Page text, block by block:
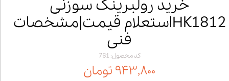
خرید رولبرینگ سوزنی
HK1812استعلام قیمت|مشخصات
فنی
کد محصول: 761
۹۴۳,۸۰۰ تومان